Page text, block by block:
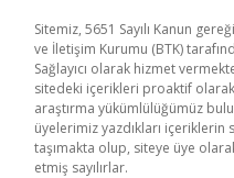
Sitemiz, 5651 Sayılı Kanun
ve İletişim Kurumu (BTK)
Sağlayıcı olarak hizmet
sitedeki içerikleri proaktif
araştırma yükümlülüğümüz
üyelerimiz yazdıkları içeriklerin
taşımakta olup, siteye üye
etmiş sayılırlar.